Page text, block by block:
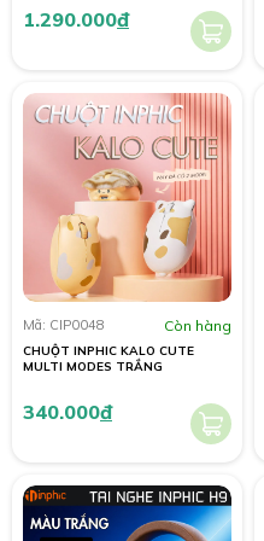
1.290.000đ
Mã: CIP0048 Còn hàng
CHUỘT INPHIC KALO CUTE
MULTI MODES TRẮNG
340.000đ